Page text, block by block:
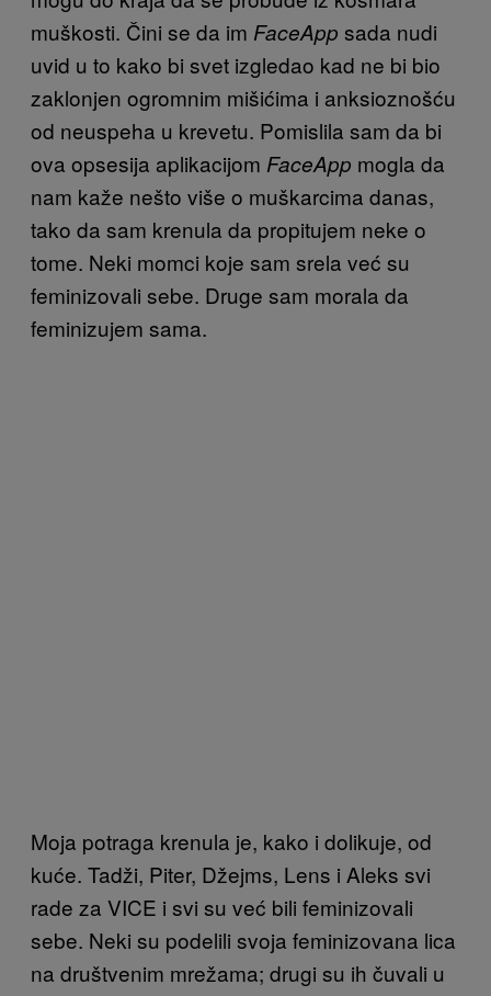
muškosti. Čini se da im FaceApp sada nudi
uvid u to kako bi svet izgledao kad ne bi bio
zaklonjen ogromnim mišićima i anksioznošću
od neuspeha u krevetu. Pomislila sam da bi
ova opsesija aplikacijom FaceApp mogla da
nam kaže nešto više o muškarcima danas,
tako da sam krenula da propitujem neke o
tome. Neki momci koje sam srela već su
feminizovali sebe. Druge sam morala da
feminizujem sama.
Moja potraga krenula je, kako i dolikuje, od
kuće. Tadži, Piter, Džejms, Lens i Aleks svi
rade za VICE i svi su već bili feminizovali
sebe. Neki su podelili svoja feminizovana lica
na društvenim mrežama; drugi su ih čuvali u